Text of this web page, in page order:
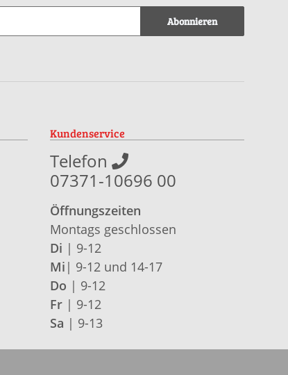
Abonnieren
Kundenservice
Telefon
07371-10696 00
Öffnungszeiten
Montags geschlossen
Di | 9-12
Mi | 9-12 und 14-17
Do | 9-12
Fr| 9-12
Sa | 9-13